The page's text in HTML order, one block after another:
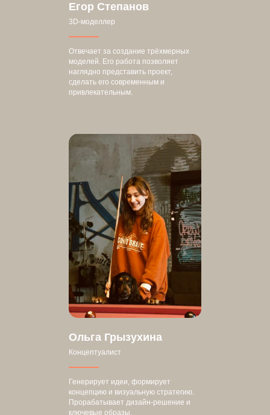
Егор Степанов
3D-моделлер
Отвечает за создание трёхмерных
моделей. Его работа позволяет
наглядно представить проект,
сделать его современным и
привлекательным.
Ольга Грызухина
Концептуалист
Генерирует идеи, формирует
концепцию и визуальную стратегию.
Прорабатывает дизайн-решение и
ключевые образы.